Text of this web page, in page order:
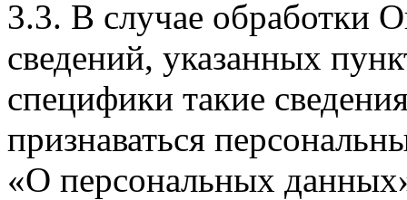
3.3. В случае обработки
сведений, указанных
специфики такие
признаваться
«О персональных